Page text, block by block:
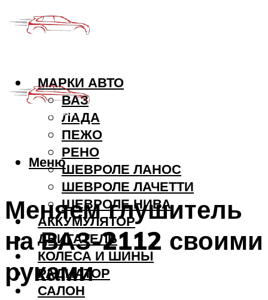
МАРКИ АВТО
ВАЗ
ЛАДА
ПЕЖО
РЕНО
ШЕВРОЛЕ ЛАНОС
ШЕВРОЛЕ ЛАЧЕТТИ
ШЕВРОЛЕ НИВА
АККУМУЛЯТОР
ДВИГАТЕЛЬ
КОЛЕСА И ШИНЫ
РАДИАТОР
САЛОН
Меню
Меняем глушитель
на ВАЗ-2112 своими
руками